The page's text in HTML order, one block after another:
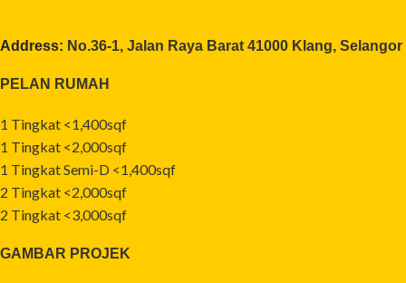
Address: No.36-1, Jalan Raya Barat 41000 Klang, Selangor
PELAN RUMAH
1 Tingkat <1,400sqf
1 Tingkat <2,000sqf
1 Tingkat Semi-D <1,400sqf
2 Tingkat <2,000sqf
2 Tingkat <3,000sqf
GAMBAR PROJEK